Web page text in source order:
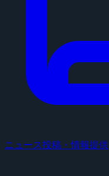
ニュース投稿・情報提供